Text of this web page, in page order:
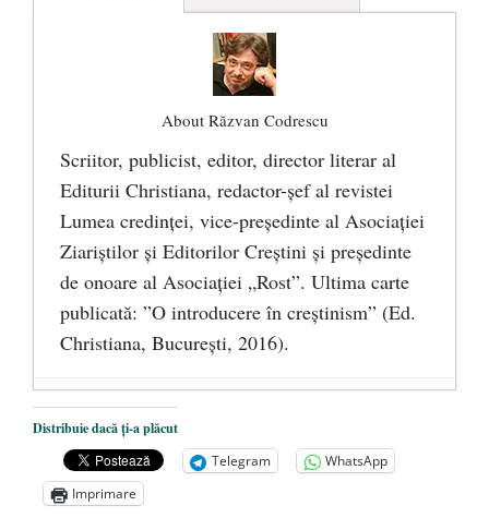
About Răzvan Codrescu
Scriitor, publicist, editor, director literar al
Editurii Christiana, redactor-şef al revistei
Lumea credinţei, vice-preşedinte al Asociaţiei
Ziariştilor şi Editorilor Creştini şi preşedinte
de onoare al Asociaţiei „Rost”. Ultima carte
publicată: ”O introducere în creștinism” (Ed.
Christiana, Bucureşti, 2016).
DANA KONYA-PETRIȘOR, ÎNTRU
VEȘNICĂ POMENIRE
- 17 martie 2021
ÎNĂLȚATU-S-A! - 28 mai 2020
Sic credo – Francisco Franco (1892-1975)
Distribuie dacă ți-a plăcut
Telegram
WhatsApp
Imprimare